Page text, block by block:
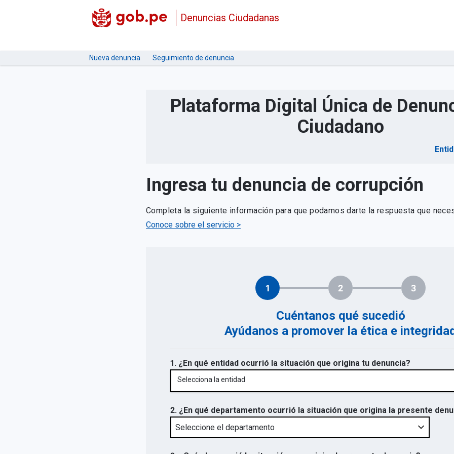
Denuncias Ciudadanas
Nueva denuncia Seguimiento de denuncia
Plataforma Digital Única de
Ciudadano
Ingresa tu denuncia de corrupción
Completa la siguiente información para que podamos darte la respuesta que
Conoce sobre el servicio >
1 2 3
Cuéntanos qué sucedió
Ayúdanos a promover la ética e integridad
1. ¿En qué entidad ocurrió la situación que origina tu denuncia?
Selecciona la entidad
2. ¿En qué departamento ocurrió la situación que origina la presente